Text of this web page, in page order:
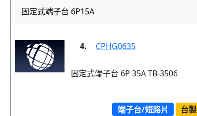
固定式端子台 6P15A
4. CPHG0635
固定式端子台 6P 35A TB-3506
端子台/短路片 台製